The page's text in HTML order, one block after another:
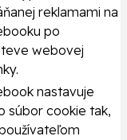
reklamami na
po
webovej
nastavuje
súbor cookie tak,